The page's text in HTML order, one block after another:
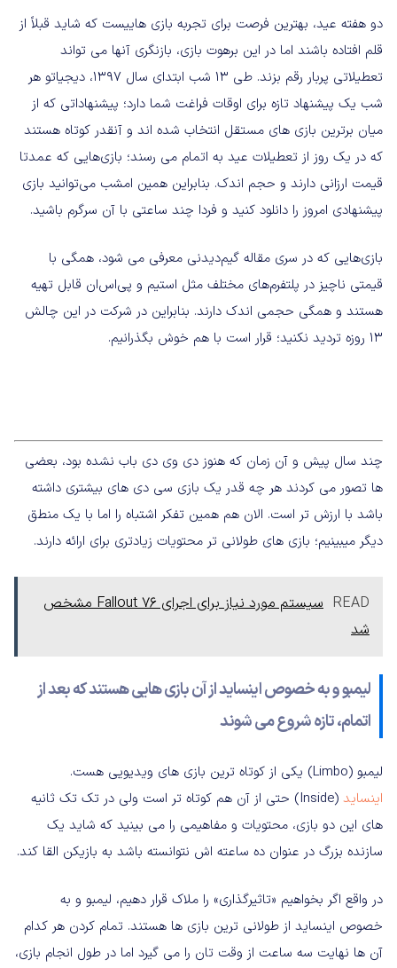
دو هفته عید، بهترین فرصت برای تجربه بازی هاییست که شاید قبلاً از
قلم افتاده باشند اما در این برهوت بازی، بازنگری آنها می تواند
تعطیلاتی پربار رقم بزند. طی ۱۳ شب ابتدای سال ۱۳۹۷، دیجیاتو هر
شب یک پیشنهاد تازه برای اوقات فراغت شما دارد؛ پیشنهاداتی که از
میان برترین بازی های مستقل انتخاب شده اند و آنقدر کوتاه هستند
که در یک روز از تعطیلات عید به اتمام می رسند؛ بازی‌هایی که عمدتا
قیمت ارزانی دارند و حجم اندک. بنابراین همین امشب می‌توانید بازی
پیشنهادی امروز را دانلود کنید و فردا چند ساعتی با آن سرگرم باشید.
بازی‌هایی که در سری مقاله گیم‌دیدنی معرفی می شود، همگی با
قیمتی ناچیز در پلتفرم‌های مختلف مثل استیم و پی‌اس‌ان قابل تهیه
هستند و همگی حجمی اندک دارند. بنابراین در شرکت در این چالش
۱۳ روزه تردید نکنید؛ قرار است با هم خوش بگذرانیم.
چند سال پیش و آن زمان که هنوز دی وی دی باب نشده بود، بعضی
ها تصور می کردند هر چه قدر یک بازی سی دی های بیشتری داشته
باشد با ارزش تر است. الان هم همین تفکر اشتباه را اما با یک منطق
دیگر میبینیم؛ بازی های طولانی تر محتویات زیادتری برای ارائه دارند.
READ
سیستم مورد نیاز برای اجرای Fallout 76 مشخص
شد
لیمبو و به خصوص اینساید از آن بازی هایی هستند که بعد از
اتمام، تازه شروع می شوند
لیمبو (Limbo) یکی از کوتاه ترین بازی های ویدیویی هست.
اینساید
(Inside) حتی از آن هم کوتاه تر است ولی در تک تک ثانیه
های این دو بازی، محتویات و مفاهیمی را می بینید که شاید یک
سازنده بزرگ در عنوان ده ساعته اش نتوانسته باشد به بازیکن القا کند.
در واقع اگر بخواهیم «تاثیرگذاری» را ملاک قرار دهیم، لیمبو و به
خصوص اینساید از طولانی ترین بازی ها هستند. تمام کردن هر کدام
آن ها نهایت سه ساعت از وقت تان را می گیرد اما در طول انجام بازی،